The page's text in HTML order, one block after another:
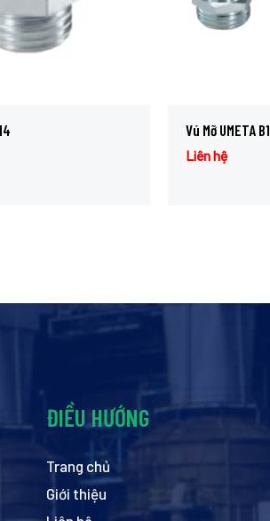
Vú Mỡ UMETA B1
Liên hệ
ĐIỀU HƯỚNG
Trang chủ
Giới thiệu